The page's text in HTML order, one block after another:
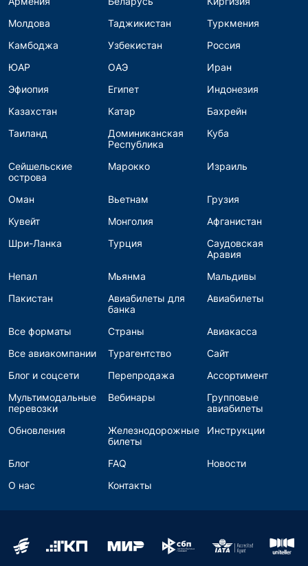
Молдова
Таджикистан
Туркмения
Камбоджа
Узбекистан
Россия
ЮАР
ОАЭ
Иран
Эфиопия
Египет
Индонезия
Казахстан
Катар
Бахрейн
Таиланд
Доминиканская
Республика
Куба
Сейшельские
острова
Марокко Израиль
Оман Вьетнам
Грузия
Кувейт
Монголия
Афганистан
Шри-Ланка
Турция
Саудовская
Аравия
Непал
Мьянма
Мальдивы
Пакистан
Авиабилеты для
банка
Авиабилеты
Все форматы Страны
Авиакасса
Все авиакомпании
Турагентство
Сайт
Блог и соцсети
Перепродажа
Ассортимент
Мультимодальные
перевозки
Вебинары
Групповые
авиабилеты
Обновления
Железнодорожные
билеты
Инструкции
Блог FAQ
Новости
О нас
Контакты